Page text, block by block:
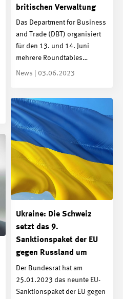
britischen Verwaltung
Das Department for Business
and Trade (DBT) organisiert
für den 13. und 14. Juni
mehrere Roundtables…
News | 03.06.2023
Ukraine: Die Schweiz
setzt das 9.
Sanktionspaket der EU
gegen Russland um
Der Bundesrat hat am
25.01.2023 das neunte EU-
Sanktionspaket der EU gegen